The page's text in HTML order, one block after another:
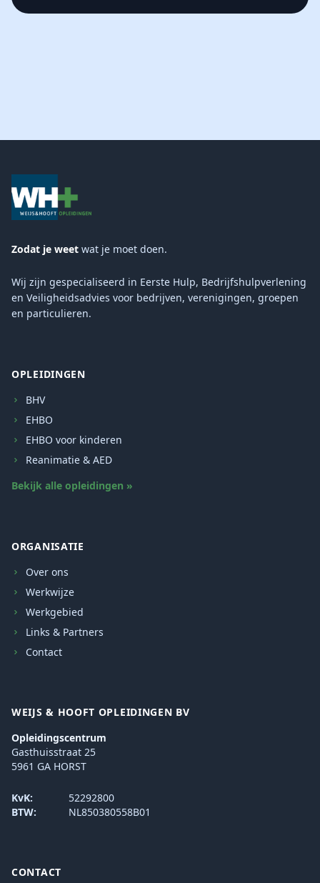
Zodat je weet wat je moet doen.
Wij zijn gespecialiseerd in Eerste Hulp, Bedrijfshulpverlening
en Veiligheidsadvies voor bedrijven, verenigingen, groepen
en particulieren.
OPLEIDINGEN
BHV
EHBO
EHBO voor kinderen
Reanimatie & AED
Bekijk alle opleidingen »
ORGANISATIE
Over ons
Werkwijze
Werkgebied
Links & Partners
Contact
WEIJS & HOOFT OPLEIDINGEN BV
Opleidingscentrum
Gasthuisstraat 25
5961 GA HORST
KvK:
52292800
BTW:
NL850380558B01
CONTACT